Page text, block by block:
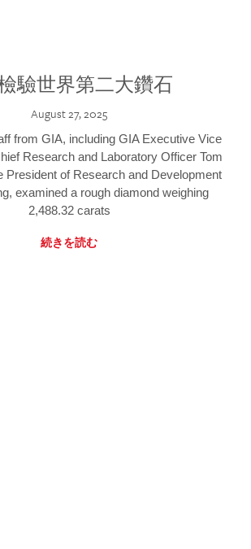
驗世界第二大鑽石
August 27, 2025
from GIA, including GIA Executive Vice
Research and Laboratory Officer Tom
President of Research and Development
examined a rough diamond weighing
2,488.32 carats
続きを読む